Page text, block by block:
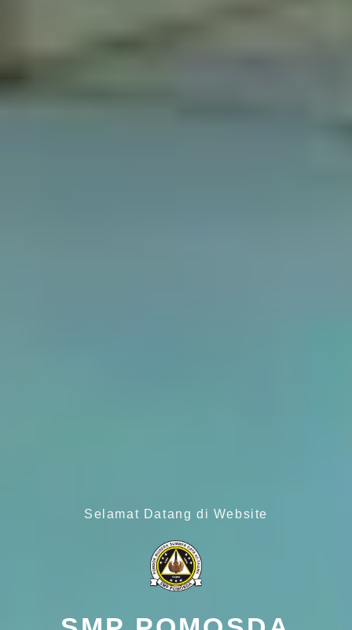
Selamat Datang di Website